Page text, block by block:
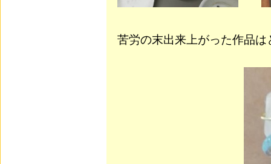
苦労の末出来上がった作品